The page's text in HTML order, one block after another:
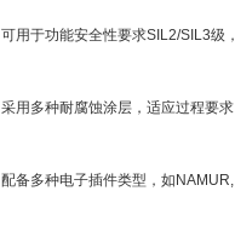
可用于功能安全性要求SIL2/SIL3级
采用多种耐腐蚀涂层，适应过程要求
配备多种电子插件类型，如